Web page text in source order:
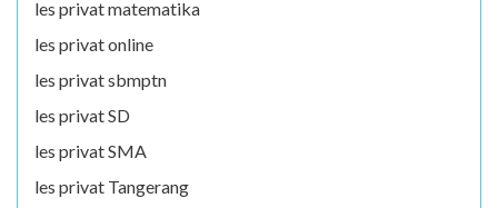
les privat matematika
les privat online
les privat sbmptn
les privat SD
les privat SMA
les privat Tangerang